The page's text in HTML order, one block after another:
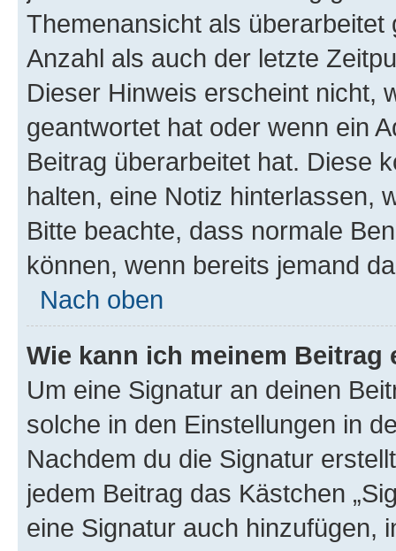
Themenansicht als
Anzahl als auch der letzte
Dieser Hinweis erscheint nicht,
geantwortet hat oder wenn ein
Beitrag überarbeitet hat. Diese
halten, eine Notiz hinterlassen,
Bitte beachte, dass normale
können, wenn bereits jemand
Nach oben
Wie kann ich meinem
Um eine Signatur an deinen
solche in den Einstellungen in
Nachdem du die Signatur
jedem Beitrag das Kästchen
eine Signatur auch hinzufügen,